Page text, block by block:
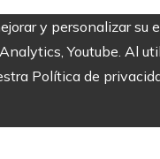
y personalizar
Youtube. Al
Política de